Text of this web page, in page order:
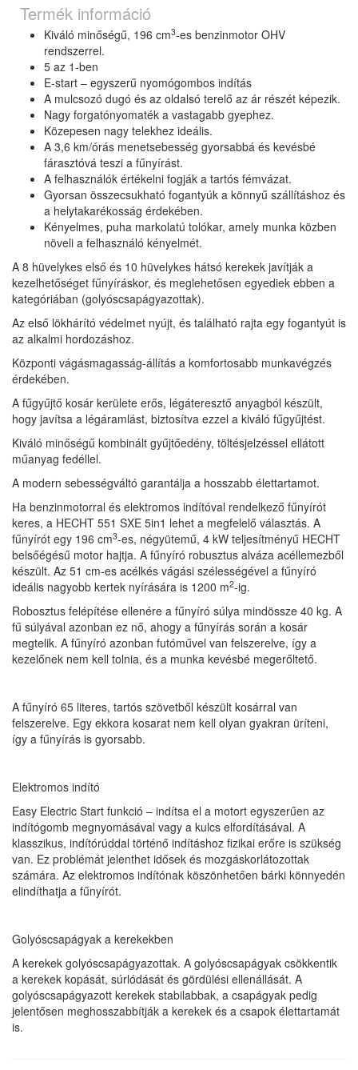
Termék információ
Kiváló minőségű, 196 cm3-es benzinmotor OHV
rendszerrel.
5 az 1-ben
E-start – egyszerű nyomógombos indítás
A mulcsozó dugó és az oldalsó terelő az ár részét képezik.
Nagy forgatónyomaték a vastagabb gyephez.
Közepesen nagy telekhez ideális.
A 3,6 km/órás menetsebesség gyorsabbá és kevésbé
fárasztóvá teszi a fűnyírást.
A felhasználók értékelni fogják a tartós fémvázat.
Gyorsan összecsukható fogantyúk a könnyű szállításhoz és
a helytakarékosság érdekében.
Kényelmes, puha markolatú tolókar, amely munka közben
növeli a felhasználó kényelmét.
A 8 hüvelykes első és 10 hüvelykes hátsó kerekek javítják a
kezelhetőséget fűnyíráskor, és meglehetősen egyediek ebben a
kategóriában (golyóscsapágyazottak).
Az első lökhárító védelmet nyújt, és található rajta egy fogantyút is
az alkalmi hordozáshoz.
Központi vágásmagasság-állítás a komfortosabb munkavégzés
érdekében.
A fűgyűjtő kosár kerülete erős, légáteresztő anyagból készült,
hogy javítsa a légáramlást, biztosítva ezzel a kiváló fűgyűjtést.
Kiváló minőségű kombinált gyűjtőedény, töltésjelzéssel ellátott
műanyag fedéllel.
A modern sebességváltó garantálja a hosszabb élettartamot.
Ha benzinmotorral és elektromos indítóval rendelkező fűnyírót
keres, a HECHT 551 SXE 5in1 lehet a megfelelő választás. A
fűnyírót egy 196 cm3-es, négyütemű, 4 kW teljesítményű HECHT
belsőégésű motor hajtja. A fűnyíró robusztus alváza acéllemezből
készült. Az 51 cm-es acélkés vágási szélességével a fűnyíró
ideális nagyobb kertek nyírására is 1200 m2-ig.
Robosztus felépítése ellenére a fűnyíró súlya mindössze 40 kg. A
fű súlyával azonban ez nő, ahogy a fűnyírás során a kosár
megtelik. A fűnyíró azonban futóművel van felszerelve, így a
kezelőnek nem kell tolnia, és a munka kevésbé megerőltető.
A fűnyíró 65 literes, tartós szövetből készült kosárral van
felszerelve. Egy ekkora kosarat nem kell olyan gyakran üríteni,
így a fűnyírás is gyorsabb.
Elektromos indító
Easy Electric Start funkció – indítsa el a motort egyszerűen az
indítógomb megnyomásával vagy a kulcs elfordításával. A
klasszikus, indítórúddal történő indításhoz fizikai erőre is szükség
van. Ez problémát jelenthet idősek és mozgáskorlátozottak
számára. Az elektromos indítónak köszönhetően bárki könnyedén
elindíthatja a fűnyírót.
Golyóscsapágyak a kerekekben
A kerekek golyóscsapágyazottak. A golyóscsapágyak csökkentik
a kerekek kopását, súrlódását és gördülési ellenállását. A
golyóscsapágyazott kerekek stabilabbak, a csapágyak pedig
jelentősen meghosszabbítják a kerekek és a csapok élettartamát
is.